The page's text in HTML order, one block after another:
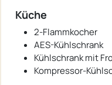
Küche
2-Flammkocher
AES-Kühlschrank
Kühlschrank mit
Kompressor-